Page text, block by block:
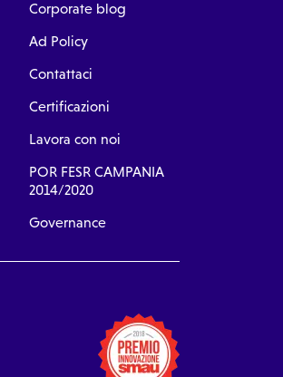
Corporate blog
Ad Policy
Contattaci
Certificazioni
Lavora con noi
POR FESR CAMPANIA
2014/2020
Governance